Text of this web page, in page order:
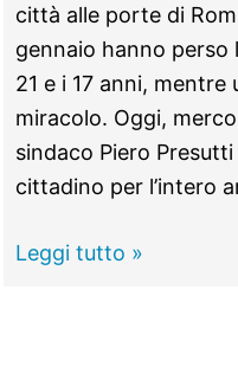
città alle porte di
gennaio hanno
21 e i 17 anni,
miracolo. Oggi,
sindaco Piero
cittadino per l’intero
FONTE
Leggi tutto »